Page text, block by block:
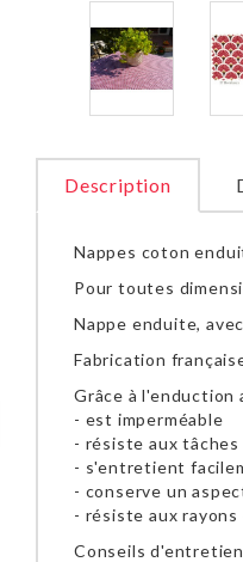
Description
Nappes coton
Pour toutes
Nappe enduite,
Fabrication
Grâce à l'enduction
- est imperméable
- résiste aux
- s'entretient
- conserve un
- résiste aux rayons
Conseils